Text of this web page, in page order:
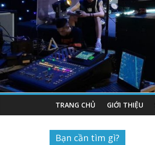
TRANG CHỦ GIỚI THIỆU
Bạn cần tìm gì?